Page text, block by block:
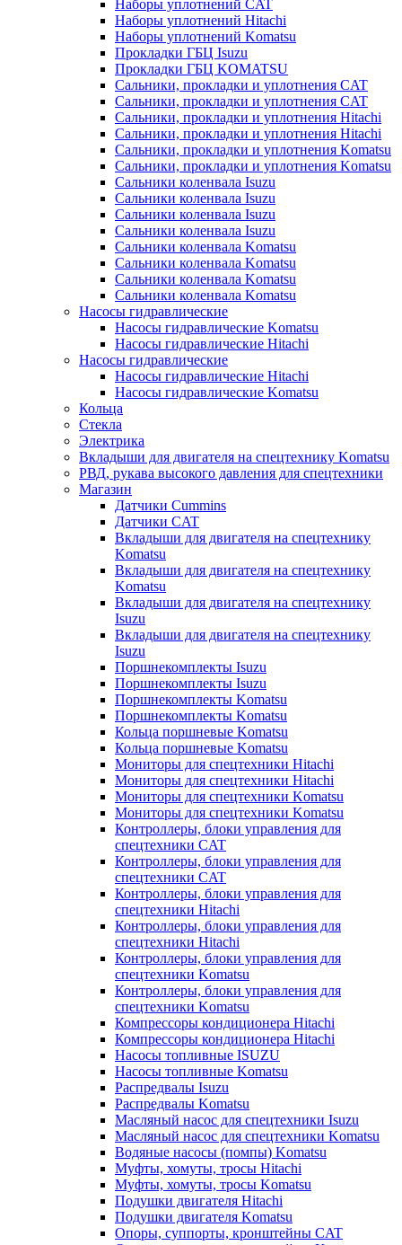
Наборы уплотнений CAT
Наборы уплотнений Hitachi
Наборы уплотнений Komatsu
Прокладки ГБЦ Isuzu
Прокладки ГБЦ KOMATSU
Сальники, прокладки и уплотнения CAT
Сальники, прокладки и уплотнения CAT
Сальники, прокладки и уплотнения Hitachi
Сальники, прокладки и уплотнения Hitachi
Сальники, прокладки и уплотнения Komatsu
Сальники, прокладки и уплотнения Komatsu
Сальники коленвала Isuzu
Сальники коленвала Isuzu
Сальники коленвала Isuzu
Сальники коленвала Isuzu
Сальники коленвала Komatsu
Сальники коленвала Komatsu
Сальники коленвала Komatsu
Сальники коленвала Komatsu
Насосы гидравлические
Насосы гидравлические Komatsu
Насосы гидравлические Hitachi
Насосы гидравлические
Насосы гидравлические Hitachi
Насосы гидравлические Komatsu
Кольца
Стекла
Электрика
Вкладыши для двигателя на спецтехнику Komatsu
РВД, рукава высокого давления для спецтехники
Магазин
Датчики Cummins
Датчики CAT
Вкладыши для двигателя на спецтехнику
Komatsu
Вкладыши для двигателя на спецтехнику
Komatsu
Вкладыши для двигателя на спецтехнику
Isuzu
Вкладыши для двигателя на спецтехнику
Isuzu
Поршнекомплекты Isuzu
Поршнекомплекты Isuzu
Поршнекомплекты Komatsu
Поршнекомплекты Komatsu
Кольца поршневые Komatsu
Кольца поршневые Komatsu
Мониторы для спецтехники Hitachi
Мониторы для спецтехники Hitachi
Мониторы для спецтехники Komatsu
Мониторы для спецтехники Komatsu
Контроллеры, блоки управления для
спецтехники CAT
Контроллеры, блоки управления для
спецтехники CAT
Контроллеры, блоки управления для
спецтехники Hitachi
Контроллеры, блоки управления для
спецтехники Hitachi
Контроллеры, блоки управления для
спецтехники Komatsu
Контроллеры, блоки управления для
спецтехники Komatsu
Компрессоры кондиционера Hitachi
Компрессоры кондиционера Hitachi
Насосы топливные ISUZU
Насосы топливные Komatsu
Распредвалы Isuzu
Распредвалы Komatsu
Масляный насос для спецтехники Isuzu
Масляный насос для спецтехники Komatsu
Водяные насосы (помпы) Komatsu
Муфты, хомуты, тросы Hitachi
Муфты, хомуты, тросы Komatsu
Подушки двигателя Hitachi
Подушки двигателя Komatsu
Опоры, суппорты, кронштейны CAT